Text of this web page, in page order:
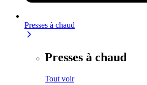
Presses à chaud
Presses à chaud
Tout voir